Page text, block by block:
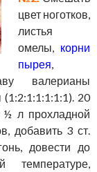
цвет ноготков,
листья
омелы, корни
пырея,
валерианы
(1:2:1:1:1:1:1). 20
½ л прохладной
добавить 3 ст.
довести до
температуре,